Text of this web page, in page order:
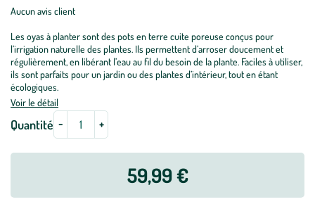
Aucun avis client
Les oyas à planter sont des pots en terre cuite poreuse conçus pour
l’irrigation naturelle des plantes. Ils permettent d’arroser doucement et
régulièrement, en libérant l’eau au fil du besoin de la plante. Faciles à utiliser,
ils sont parfaits pour un jardin ou des plantes d’intérieur, tout en étant
écologiques.
Voir le détail
Quantité - +
59,99 €